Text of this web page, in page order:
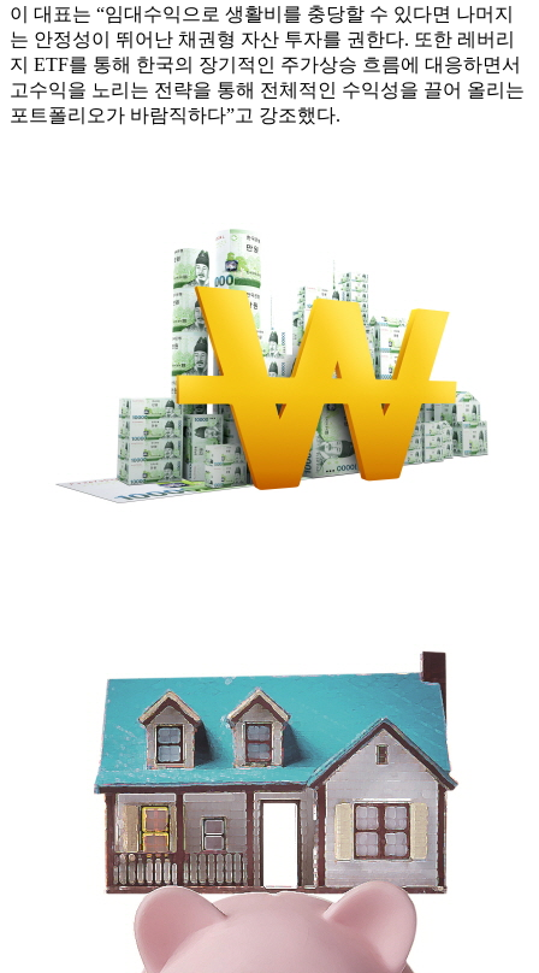
이 대표는 “임대수익으로 생활비를 충당할 수 있다면 나머지
는 안정성이 뛰어난 채권형 자산 투자를 권한다. 또한 레버리
지 ETF를 통해 한국의 장기적인 주가상승 흐름에 대응하면서
고수익을 노리는 전략을 통해 전체적인 수익성을 끌어 올리는
포트폴리오가 바람직하다”고 강조했다.